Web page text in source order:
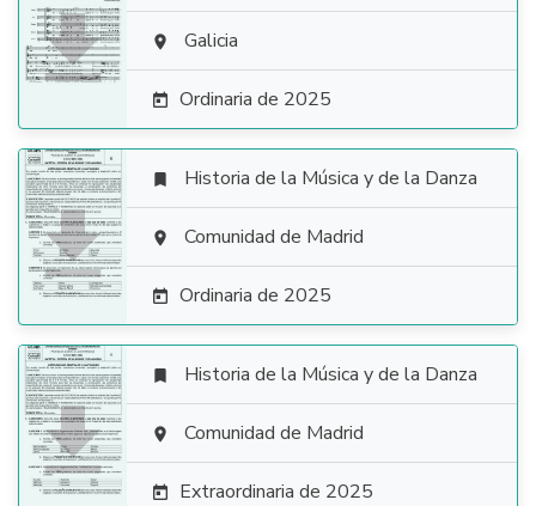
  Galicia
 Ordinaria de 2025

 Historia de la Música y de la Danza
 Comunidad de Madrid
 Ordinaria de 2025

 Historia de la Música y de la Danza
 Comunidad de Madrid
 Extraordinaria de 2025